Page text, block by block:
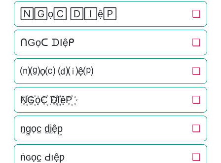
🄽🄶ọ🄲 🄳🄸ệ🄿 ❏
ᑎGọᑕ ᗪIệᑭ ❏
⒩⒢ọ⒞ ⒟⒤ệ⒫ ❏
N꙰G꙰ọC꙰ D꙰I꙰ệP꙰ ❏
n̫g̫ọc̫ d̫i̫ệp̫ ❏
ṅɢọc̫ Ԁıệƿ ❏